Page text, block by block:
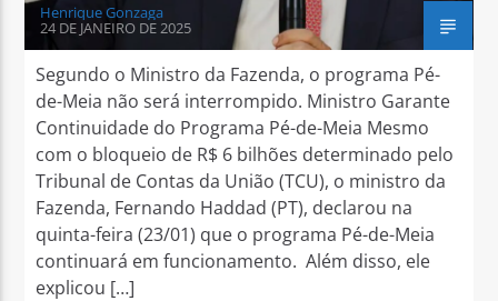
Henrique Gonzaga
24 DE JANEIRO DE 2025
Segundo o Ministro da Fazenda, o programa Pé-
de-Meia não será interrompido. Ministro Garante
Continuidade do Programa Pé-de-Meia Mesmo
com o bloqueio de R$ 6 bilhões determinado pelo
Tribunal de Contas da União (TCU), o ministro da
Fazenda, Fernando Haddad (PT), declarou na
quinta-feira (23/01) que o programa Pé-de-Meia
continuará em funcionamento. Além disso, ele
explicou […]